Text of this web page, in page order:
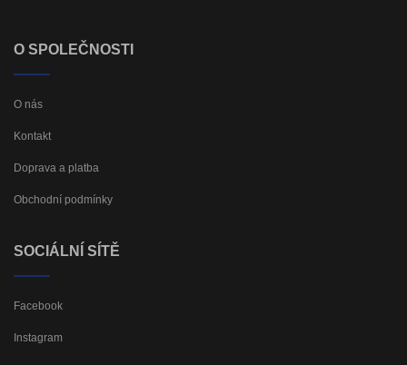
O SPOLEČNOSTI
O nás
Kontakt
Doprava a platba
Obchodní podmínky
SOCIÁLNÍ SÍTĚ
Facebook
Instagram